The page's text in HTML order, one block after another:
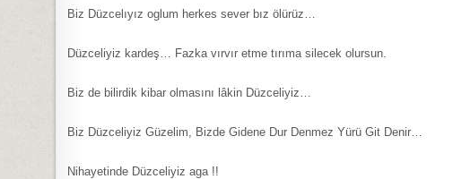
Biz Düzcelıyız oglum herkes sever bız ölürüz…
Düzceliyiz kardeş… Fazka vırvır etme tırıma silecek olursun.
Biz de bilirdik kibar olmasını lâkin Düzceliyiz…
Biz Düzceliyiz Güzelim, Bizde Gidene Dur Denmez Yürü Git Denir…
Nihayetinde Düzceliyiz aga !!